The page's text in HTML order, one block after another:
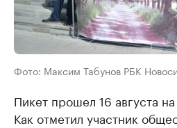
Фото: Максим Табунов РБК
Пикет прошел 16 августа
Как отметил участник